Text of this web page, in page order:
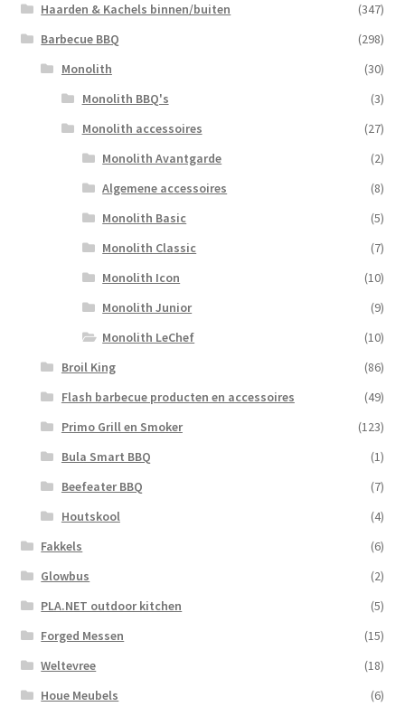
productpagina
Haarden & Kachels binnen/buiten
(347)
Barbecue BBQ
(298)
Monolith
(30)
Monolith BBQ's
(3)
Monolith accessoires
(27)
Monolith Avantgarde
(2)
Algemene accessoires
(8)
Monolith Basic
(5)
Monolith Classic
(7)
Monolith Icon
(10)
Monolith Junior
(9)
Monolith LeChef
(10)
Broil King
(86)
Flash barbecue producten en accessoires
(49)
Primo Grill en Smoker
(123)
Bula Smart BBQ
(1)
Beefeater BBQ
(7)
Houtskool
(4)
Fakkels
(6)
Glowbus
(2)
PLA.NET outdoor kitchen
(5)
Forged Messen
(15)
Weltevree
(18)
Houe Meubels
(6)